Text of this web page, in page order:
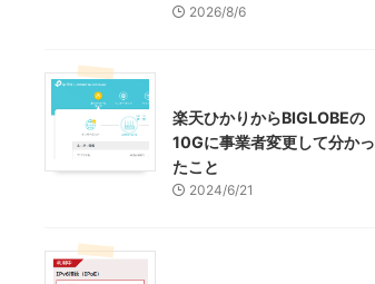
2026/8/6
楽天ひかりからBIGLOBEの
10Gに事業者変更して分かっ
たこと
2024/6/21